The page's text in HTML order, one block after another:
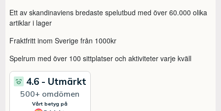
Ett av skandinaviens bredaste spelutbud med över 60.000 olika
artiklar i lager
Fraktfritt inom Sverige från 1000kr
Spelrum med över 100 sittplatser och aktiviteter varje kväll